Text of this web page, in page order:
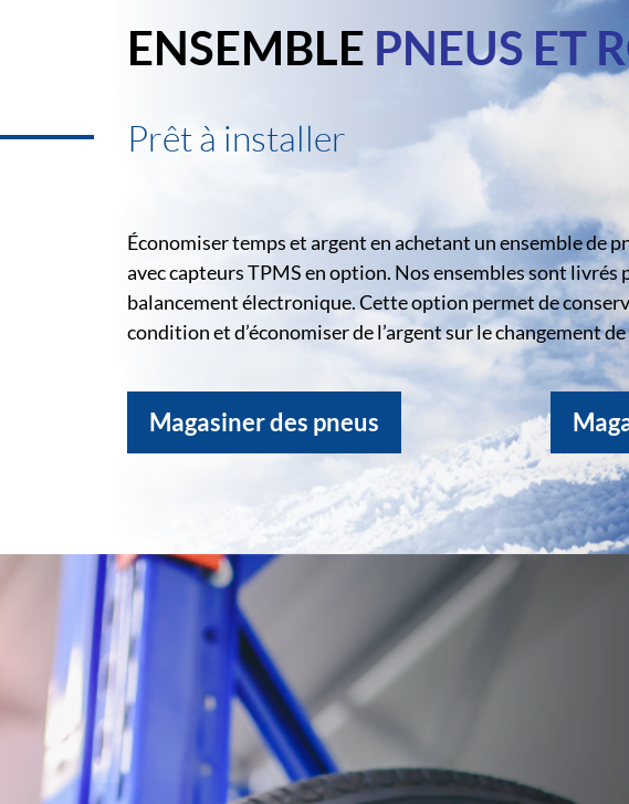
ENSEMBLE PNEUS ET
Prêt à installer
Économiser temps et argent en achetant un ensemble de
avec capteurs TPMS en option. Nos ensembles sont livrés
balancement électronique. Cette option permet de
condition et d’économiser de l’argent sur le changement
Magasiner des pneus